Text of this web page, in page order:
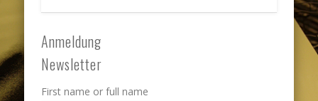
Anmeldung
Newsletter
First name or full name